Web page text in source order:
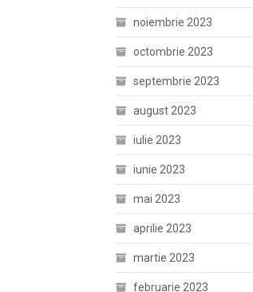
noiembrie 2023
octombrie 2023
septembrie 2023
august 2023
iulie 2023
iunie 2023
mai 2023
aprilie 2023
martie 2023
februarie 2023